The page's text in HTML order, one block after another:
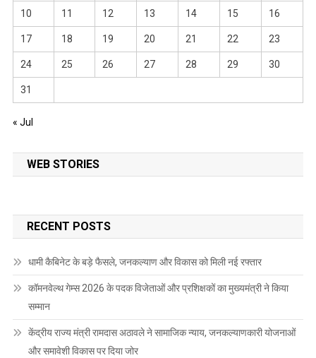
10 11 12 13 14 15 16
17 18 19 20 21 22 23
24 25 26 27 28 29 30
31
« Jul
WEB STORIES
RECENT POSTS
धामी कैबिनेट के बड़े फैसले, जनकल्याण और विकास को मिली नई रफ्तार
कॉमनवेल्थ गेम्स 2026 के पदक विजेताओं और प्रशिक्षकों का मुख्यमंत्री ने किया
सम्मान
केंद्रीय राज्य मंत्री रामदास अठावले ने सामाजिक न्याय, जनकल्याणकारी योजनाओं
और समावेशी विकास पर दिया जोर